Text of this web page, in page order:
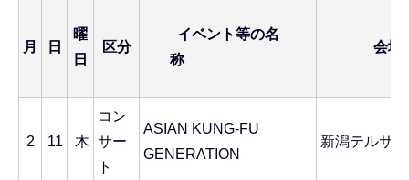
月 日
曜
日
区分
イベント等の名
称
会場
2 11 木
コン
サー
ト
ASIAN KUNG-FU
GENERATION
新潟テルサ